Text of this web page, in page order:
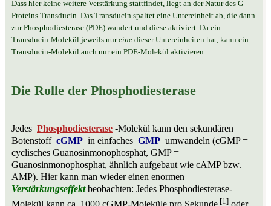
Dass hier keine weitere Verstärkung stattfindet, liegt an der Natur des G-
Proteins Transducin. Das Transducin spaltet eine Untereinheit ab, die dann
zur Phosphodiesterase (PDE) wandert und diese aktiviert. Da ein
Transducin-Molekül jeweils nureine dieser Untereinheiten hat, kann ein
Transducin-Molekül auch nur ein PDE-Molekül aktivieren.
Die Rolle der Phosphodiesterase
Jedes Phosphodiesterase -Molekül kann den sekundären
Botenstoff cGMP in einfaches GMP umwandeln (cGMP =
cyclisches Guanosinmonophosphat, GMP =
Guanosinmonophosphat, ähnlich aufgebaut wie cAMP bzw.
AMP). Hier kann man wieder einen enormen
Verstärkungseffektbeobachten: Jedes Phosphodiesterase-
[1]